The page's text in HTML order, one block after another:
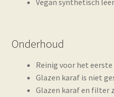
Vegan synthetisch leer
Onderhoud
Reinig voor het eerste
Glazen karaf is niet
Glazen karaf en filter